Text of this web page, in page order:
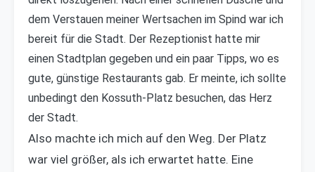
dem Verstauen meiner Wertsachen im Spind war ich
bereit für die Stadt. Der Rezeptionist hatte mir
einen Stadtplan gegeben und ein paar Tipps, wo es
gute, günstige Restaurants gab. Er meinte, ich sollte
unbedingt den Kossuth-Platz besuchen, das Herz
der Stadt.
Also machte ich mich auf den Weg. Der Platz
war viel größer, als ich erwartet hatte. Eine